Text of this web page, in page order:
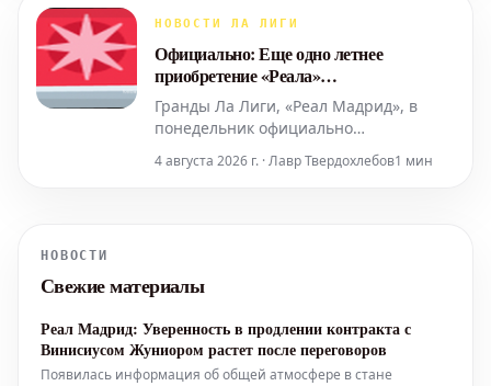
приоритетом для руководства
После того, как Диег
НОВОСТИ ЛА ЛИГИ
Официально: Еще одно летнее
приобретение «Реала»
зарегистрировано в Ла Лиге
Гранды Ла Лиги, «Реал Мадрид», в
понедельник официально
зарегистрировали еще одного игрока,
пополнившего летний состав клуба,
подписал контракт с мадридским кл
4 августа 2026 г. · Лавр Твердохлебов1 мин
НОВОСТИ
Свежие материалы
Реал Мадрид: Уверенность в продлении контракта с
Винисиусом Жуниором растет после переговоров
Появилась информация об общей атмосфере в стане